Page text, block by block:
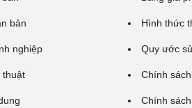
bản
nghiệp
thuật
Hình thức
Quy ước
Chính
Chính